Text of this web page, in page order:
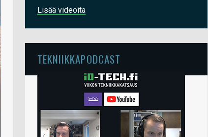
Lisää videoita
TEKNIIKKAPODCAST